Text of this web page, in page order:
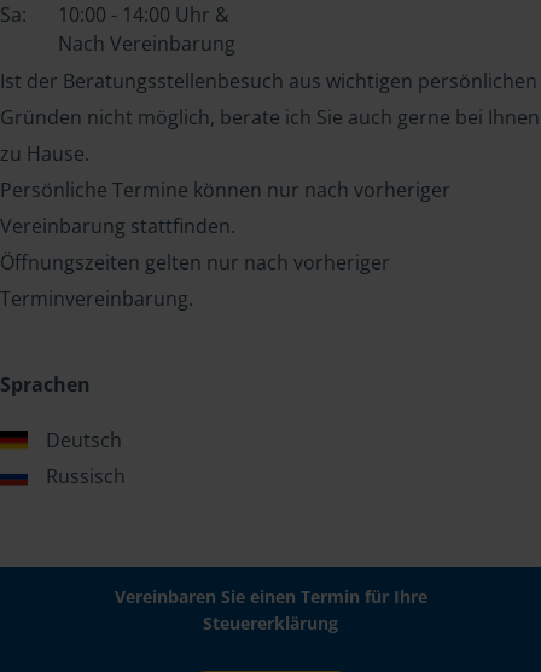
Sa:
10:00 - 14:00 Uhr &
Nach Vereinbarung
Ist der Beratungsstellenbesuch aus wichtigen persönlichen
Gründen nicht möglich, berate ich Sie auch gerne bei Ihnen
zu Hause.
Persönliche Termine können nur nach vorheriger
Vereinbarung stattfinden.
Öffnungszeiten gelten nur nach vorheriger
Terminvereinbarung.
Sprachen
Deutsch
Russisch
Vereinbaren Sie einen Termin für Ihre
Steuererklärung